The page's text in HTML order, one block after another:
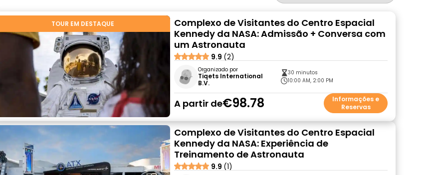
TOUR EM DESTAQUE
Complexo de Visitantes do Centro Espacial
Kennedy da NASA: Admissão + Conversa com
um Astronauta
9.9 (2)
Organizado por
Tiqets International
B.V.
30 minutos
10:00 AM, 2:00 PM
A partir de€98.78
Informações e
Reservas
Complexo de Visitantes do Centro Espacial
Kennedy da NASA: Experiência de
Treinamento de Astronauta
9.9 (1)